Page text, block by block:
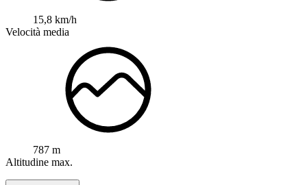
15,8 km/h
Velocità media
787 m
Altitudine max.